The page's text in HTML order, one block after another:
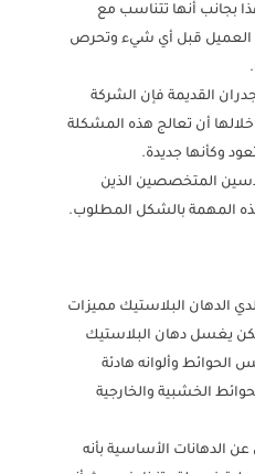
بجانب أنها تتناسب مع
العميل قبل أي شيء وتحرص
القديمة فإن الشركة
خلالها أن تعالج هذه المشكلة
وكأنها جديدة.
المتخصصين الذين
المهمة بالشكل المطلوب.
الدهان البلاستيك مميزات
يغسل دهان البلاستيك
الحوائط وألوانه هادئة
الخشبية والخارجية
الدهانات الأساسية بأنه